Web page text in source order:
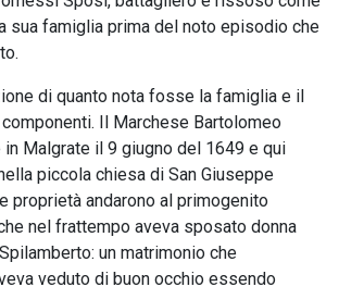
sua famiglia prima del noto episodio che
di quanto nota fosse la famiglia e il
Il Marchese Bartolomeo
Malgrate il 9 giugno del 1649 e qui
piccola chiesa di San Giuseppe
proprietà andarono al primogenito
nel frattempo aveva sposato donna
un matrimonio che
veduto di buon occhio essendo